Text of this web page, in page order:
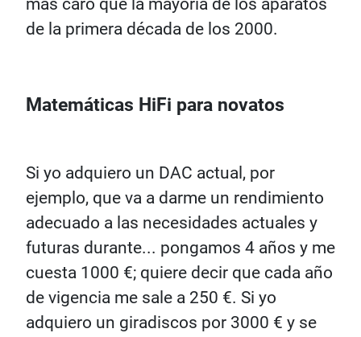
más caro que la mayoría de los aparatos
de la primera década de los 2000.
Matemáticas HiFi para novatos
Si yo adquiero un DAC actual, por
ejemplo, que va a darme un rendimiento
adecuado a las necesidades actuales y
futuras durante... pongamos 4 años y me
cuesta 1000 €; quiere decir que cada año
de vigencia me sale a 250 €. Si yo
adquiero un giradiscos por 3000 € y se